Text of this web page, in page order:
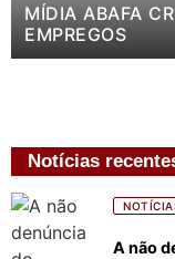
MÍDIA ABAFA
EMPREGOS
Notícias
A não